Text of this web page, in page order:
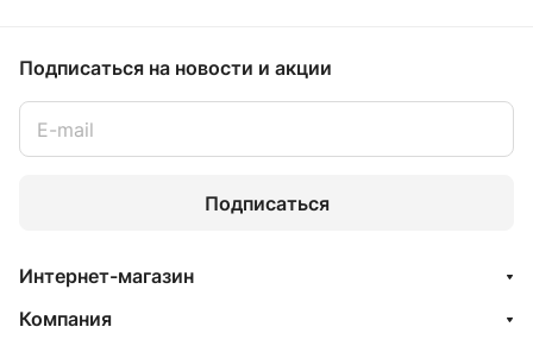
Подписаться на новости и акции
Подписаться
Интернет-магазин
Компания